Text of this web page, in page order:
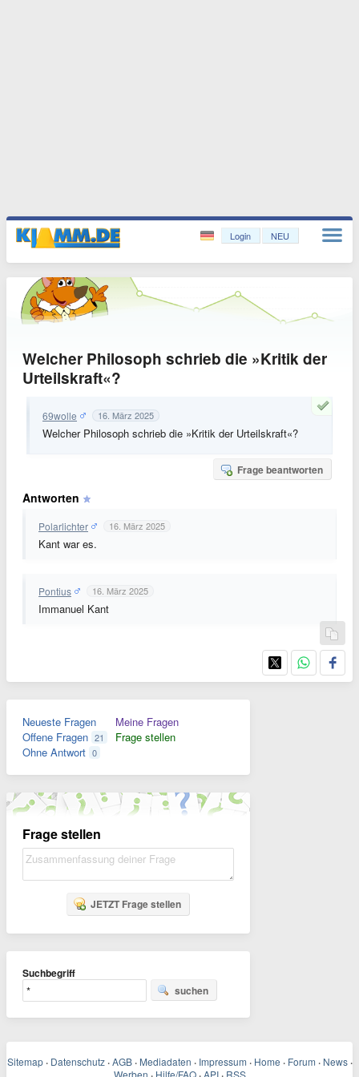
Login NEU
Welcher Philosoph schrieb die »Kritik der
Urteilskraft«?
69wolle 16. März 2025
Welcher Philosoph schrieb die »Kritik der Urteilskraft«?
Frage beantworten
Antworten
Polarlichter 16. März 2025
Kant war es.
Pontius 16. März 2025
Immanuel Kant
Neueste Fragen
Offene Fragen 21
Ohne Antwort 0
Meine Fragen
Frage stellen
Frage stellen
JETZT Frage stellen
Suchbegriff
suchen
Sitemap · Datenschutz · AGB · Mediadaten · Impressum · Home · Forum · News ·
Werben Hilfe/FAQ API RSS